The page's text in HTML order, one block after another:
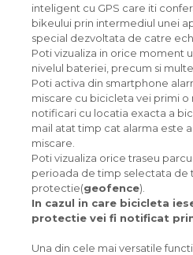
inteligent cu GPS care iti
bikeului prin intermediul unei
special dezvoltata de catre
Poti vizualiza in orice moment
nivelul bateriei, precum si
Poti activa din smartphone
miscare cu bicicleta vei primi o
notificari cu locatia exacta a
mail atat timp cat alarma este
miscare.
Poti vizualiza orice traseu
perioada de timp selectata de
protectie(geofence).
In cazul in care bicicleta
protectie vei fi notificat
Una din cele mai versatile